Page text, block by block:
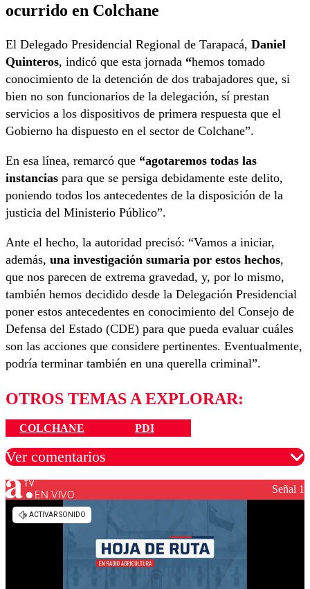
ocurrido en Colchane
El Delegado Presidencial Regional de Tarapacá, Daniel
Quinteros, indicó que esta jornada “hemos tomado
conocimiento de la detención de dos trabajadores que, si
bien no son funcionarios de la delegación, sí prestan
servicios a los dispositivos de primera respuesta que el
Gobierno ha dispuesto en el sector de Colchane”.
En esa línea, remarcó que “agotaremos todas las
instancias para que se persiga debidamente este delito,
poniendo todos los antecedentes de la disposición de la
justicia del Ministerio Público”.
Ante el hecho, la autoridad precisó: “Vamos a iniciar,
además, una investigación sumaria por estos hechos,
que nos parecen de extrema gravedad, y, por lo mismo,
también hemos decidido desde la Delegación Presidencial
poner estos antecedentes en conocimiento del Consejo de
Defensa del Estado (CDE) para que pueda evaluar cuáles
son las acciones que considere pertinentes. Eventualmente,
podría terminar también en una querella criminal”.
OTROS TEMAS A EXPLORAR:
COLCHANE PDI
Ver comentarios
Los comentarios son moderados para garantizar un
EN VIVO Señal 1